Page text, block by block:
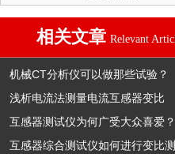
相关文章 Relevant
机械CT分析仪可以做那些试验？
浅析电流法测量电流互感器变比
互感器测试仪为何广受大众喜爱？
互感器综合测试仪如何进行变比